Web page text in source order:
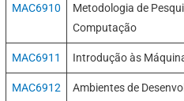
MAC6910
Metodologia de
Computação
MAC6911 Introdução às
MAC6912 Ambientes de